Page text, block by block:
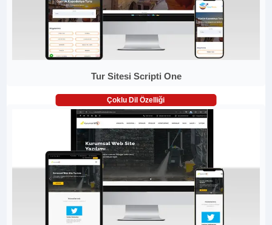
Tur Sitesi Scripti One
Çoklu Dil Özelliği